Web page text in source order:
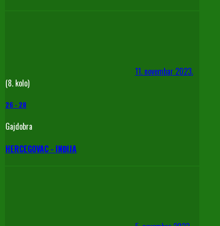
11. novembar 2023.
(8. kolo)
26 - 28
Gajdobra
HERCEGOVAC - INĐIJA